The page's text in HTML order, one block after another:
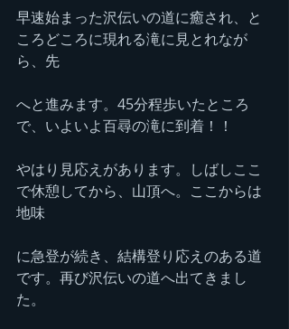
早速始まった沢伝いの道に癒され、と
ころどころに現れる滝に見とれなが
ら、先
へと進みます。45分程歩いたところ
で、いよいよ百尋の滝に到着！！
やはり見応えがあります。しばしここ
で休憩してから、山頂へ。ここからは
地味
に急登が続き、結構登り応えのある道
です。再び沢伝いの道へ出てきまし
た。